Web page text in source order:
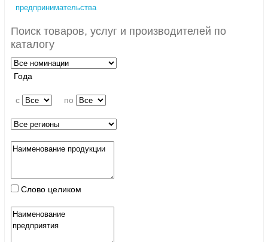
предпринимательства
Поиск товаров, услуг и производителей по
каталогу
Года
c по
Слово целиком